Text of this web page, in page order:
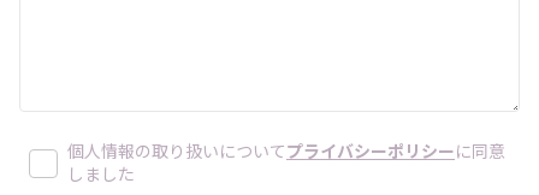
個人情報の取り扱いについてプライバシーポリシーに同意
しました